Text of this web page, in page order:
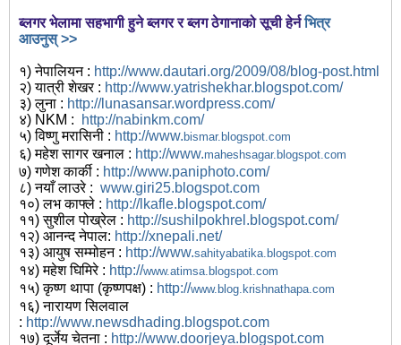
ब्लगर भेलामा सहभागी हुने ब्लगर र ब्लग ठेगानाको सूची हेर्नभित्र
आउनुस् >>
१) नेपालियन : http://www.dautari.org/2009/08/blog-post.html
२) यात्री शेखर : http://www.yatrishekhar.blogspot.com/
३) लुना : http://lunasansar.wordpress.com/
४) NKM :
http://nabinkm.com/
५) विष्णु मरासिनी : http://www. bismar.blogspot.com
६) महेश सागर खनाल : http://www.maheshsagar.blogspot.com
७) गणेश कार्की : http://www.paniphoto.com/
८) नयाँ लाउरे : www.giri25.blogspot.com
१०) लभ काफ्ले : http://lkafle.blogspot.com/
११) सुशील पोख्रेल : http://sushilpokhrel.blogspot.com/
१२) आनन्द नेपाल: http://xnepali.net/
१३) आयुष सम्मोहन : http://www.sahityabatika.blogspot.com
१४) महेश घिमिरे : http://www.atimsa.blogspot.com
१५) कृष्ण थापा (कृष्णपक्ष) : http://www.blog.krishnathapa.com
१६) नारायण सिलवाल
: http://www.newsdhading.blogspot.com
१७) दूर्जेय चेतना : http://www.doorjeya.blogspot.com